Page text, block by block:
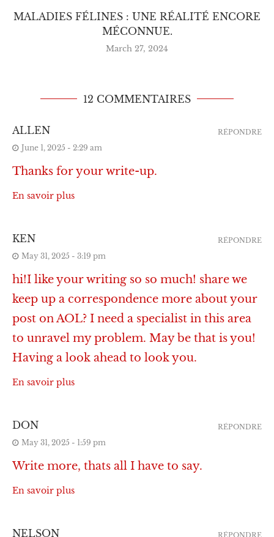
MALADIES FÉLINES : UNE RÉALITÉ ENCORE
MÉCONNUE.
March 27, 2024
12 COMMENTAIRES
ALLEN
June 1, 2025 - 2:29 am
Thanks for your write-up.
En savoir plus
RÉPONDRE
KEN
May 31, 2025 - 3:19 pm
hi!I like your writing so so much! share we
keep up a correspondence more about your
post on AOL? I need a specialist in this area
to unravel my problem. May be that is you!
Having a look ahead to look you.
En savoir plus
RÉPONDRE
DON
May 31, 2025 - 1:59 pm
Write more, thats all I have to say.
En savoir plus
RÉPONDRE
NELSON RÉPONDRE